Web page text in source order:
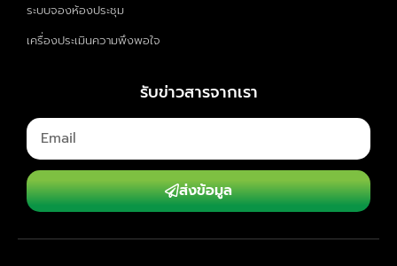
ระบบจองห้องประชุม
เครื่องประเมินความพึงพอใจ
รับข่าวสารจากเรา
ส่งข้อมูล